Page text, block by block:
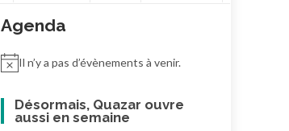
Agenda
Il n’y a pas d’évènements à venir.
Désormais, Quazar ouvre
aussi en semaine